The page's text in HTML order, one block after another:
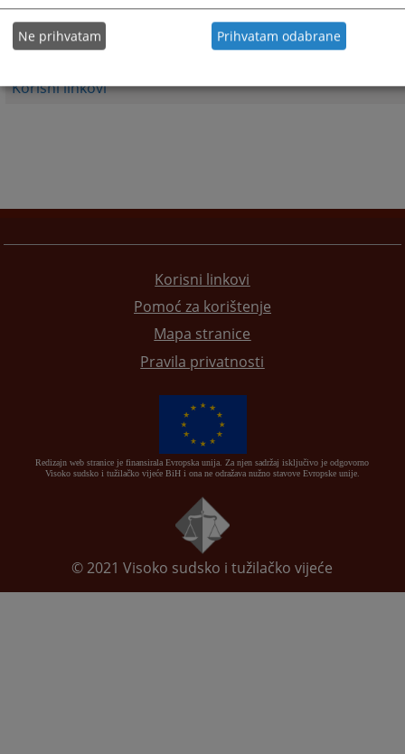
Korisni linkovi
1
Korisni linkovi
Pomoć za korištenje
Mapa stranice
Pravila privatnosti
Redizajn web stranice je finansirala Evropska unija. Za njen sadržaj isključivo je odgovorno
Visoko sudsko i tužilačko vijeće BiH i ona ne odražava nužno stavove Evropske unije.
© 2021Visoko sudsko i tužilačko vijeće
Ne prihvatam Prihvatam odabrane